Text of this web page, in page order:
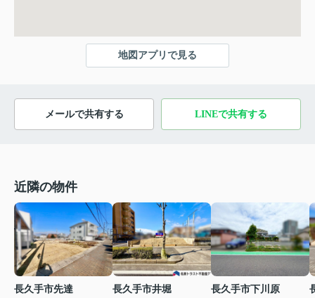
地図アプリで見る
メールで共有する LINEで共有する
近隣の物件
長久手市先達
長久手市井堀
長久手市下川原